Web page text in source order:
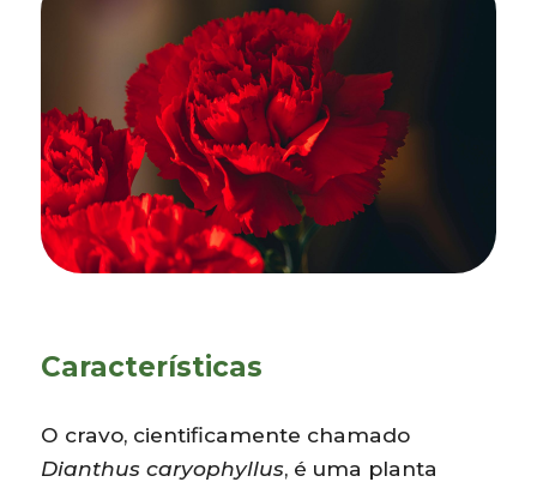
Características
O cravo, cientificamente chamado
Dianthus caryophyllus, é uma planta